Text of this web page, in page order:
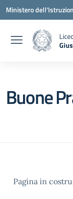
Vai ai contenuti
Vai al menu di
Vai al footer
Ministero
Buone
Pagina in